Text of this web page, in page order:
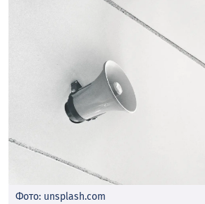
Фото: unsplash.com